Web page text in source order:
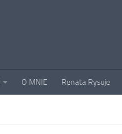
O MNIE Renata Rysuje